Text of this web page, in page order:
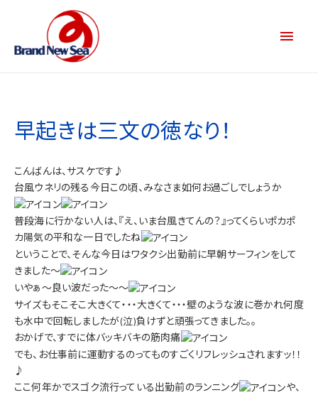
早起きは三文の徳なり！
こんばんは、サスケです♪
台風ウネリの残る今日この頃、みなさま如何お過ごしでしょうか
普段海に行かない人は、『え、いま台風きてんの？』ってくらいポカポ
カ陽気の平和な一日でしたね
ということで、そんな今日はワタクシ出勤前に早朝サーフィンをして
きました～
いやぁ～良い波だった～～
サイズもそこそこ大きくて・・・大きくて・・・壁のような波に巻かれ何度
も水中で回転しましたが(泣)負けずと頑張ってきました。。
おかげで、すでに体バッキバキの筋肉痛
でも、お仕事前に運動するのってものすごくリフレッシュされますッ！！
♪
ここ何年かでスゴク流行っている出勤前のランニング
や、